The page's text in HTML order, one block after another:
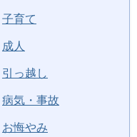
子育て
成人
引っ越し
病気・事故
お悔やみ